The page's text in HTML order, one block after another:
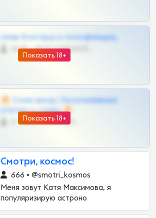
Показать 18+
слив блогерш и онлифанщиц
4675 •
Показать 18+
🔥 Слив шкод | Эксклюзивные
утечки и сливы 🔥
0 •
Смотри, космос!
666 • @smotri_kosmos
Меня зовут Катя Максимова, я
популяризирую астроно